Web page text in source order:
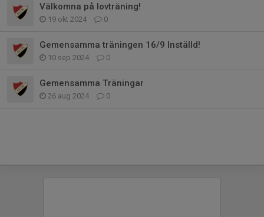
Välkomna på lovträning!
19 okt 2024 0
Gemensamma träningen 16/9 Inställd!
10 sep 2024 0
Gemensamma Träningar
26 aug 2024 0